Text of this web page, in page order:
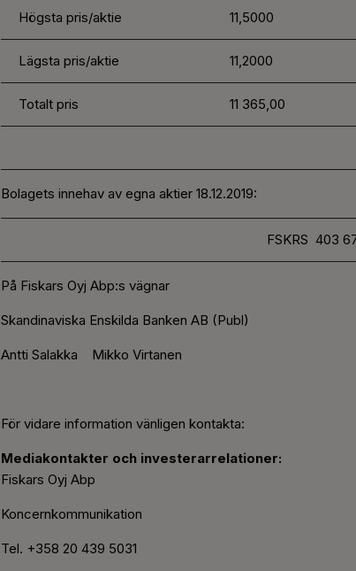
Högsta pris/aktie 11,5000
Lägsta pris/aktie 11,2000
Totalt pris 11 365,00
Bolagets innehav av egna aktier 18.12.2019:
FSKRS 403
På Fiskars Oyj Abp:s vägnar
Skandinaviska Enskilda Banken AB (Publ)
Antti Salakka Mikko Virtanen
För vidare information vänligen kontakta:
Mediakontakter och investerarrelationer:
Fiskars Oyj Abp
Koncernkommunikation
Tel. +358 20 439 5031